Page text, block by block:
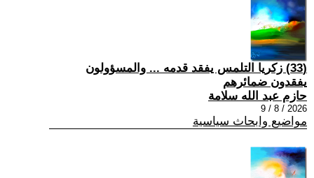
(33) زكريا التلمس يفقد قدمه ... والمسؤولون
يفقدون ضمائرهم
حازم عبد الله سلامة
2026 / 8 / 9
مواضيع وابحاث سياسية